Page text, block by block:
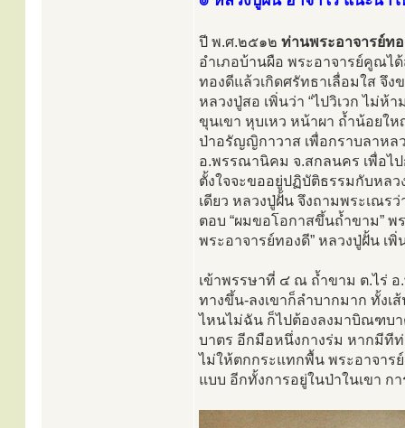
ปี พ.ศ.๒๕๑๒ ท่านพระอาจารย์ท
อำเภอบ้านผือ พระอาจารย์คูณไ
ทองดีแล้วเกิดศรัทธาเลื่อมใส จึง
หลวงปู่สอ เพิ่นว่า “ไปวิเวก ไม่ห้
ขุนเขา หุบเหว หน้าผา ถ้ำน้อยใ
ป่าอรัญญิกาวาส เพื่อกราบลาหล
อ.พรรณานิคม จ.สกลนคร เพื่อไ
ตั้งใจจะขออยู่ปฏิบัติธรรมกับหล
เดียว หลวงปู่ฝั้น จึงถามพระเณร
ตอบ “ผมขอโอกาสขึ้นถ้ำขาม” พ
พระอาจารย์ทองดี” หลวงปู่ฝั้น เพิ่
เข้าพรรษาที่ ๔ ณ ถ้ำขาม ต.ไร่
ทางขึ้น-ลงเขาก็ลำบากมาก ทั้งเ
ไหนไม่ฉัน ก็ไปต้องลงมาบิณฑบ
บาตร อีกมือหนึ่งกางร่ม หากมีที
ไม่ให้ตกกระแทกพื้น พระอาจา
แบบ อีกทั้งการอยู่ในป่าในเขา ก